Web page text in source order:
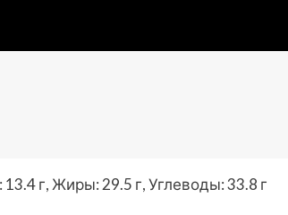
г, Жиры: 29.5 г, Углеводы: 33.8 г